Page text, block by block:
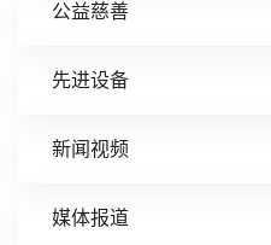
公益慈善
先进设备
新闻视频
媒体报道